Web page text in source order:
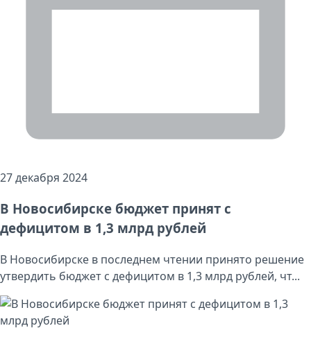
27 декабря 2024
В Новосибирске бюджет принят с
дефицитом в 1,3 млрд рублей
В Новосибирске в последнем чтении принято решение
утвердить бюджет с дефицитом в 1,3 млрд рублей, чт...